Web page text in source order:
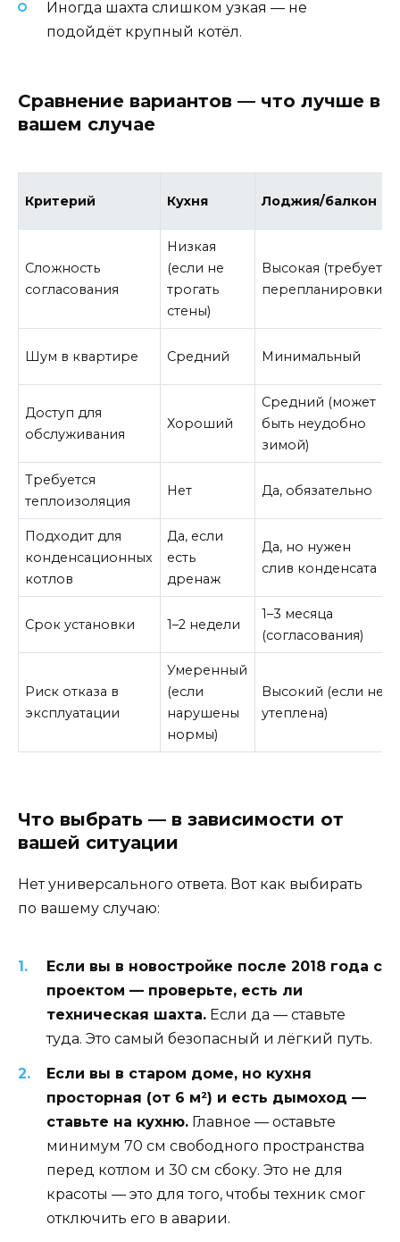
Иногда шахта слишком узкая — не
подойдёт крупный котёл.
Сравнение вариантов — что лучше в
вашем случае
Критерий Кухня Лоджия/балкон
Сложность
согласования
Низкая
(если не
трогать
стены)
Высокая (требует
перепланировки)
Шум в квартире Средний Минимальный
Доступ для
обслуживания
Хороший
Средний (может
быть неудобно
зимой)
Требуется
теплоизоляция
Нет Да, обязательно
Подходит для
конденсационных
котлов
Да, если
есть
дренаж
Да, но нужен
слив конденсата
Срок установки 1–2 недели
1–3 месяца
(согласования)
Риск отказа в
эксплуатации
Умеренный
(если
нарушены
нормы)
Высокий (если не
утеплена)
Что выбрать — в зависимости от
вашей ситуации
Нет универсального ответа. Вот как выбирать
по вашему случаю:
Если вы в новостройке после 2018 года с
проектом — проверьте, есть ли
техническая шахта. Если да — ставьте
туда. Это самый безопасный и лёгкий путь.
Если вы в старом доме, но кухня
просторная (от 6 м²) и есть дымоход —
ставьте на кухню. Главное — оставьте
минимум 70 см свободного пространства
перед котлом и 30 см сбоку. Это не для
красоты — это для того, чтобы техник смог
отключить его в аварии.